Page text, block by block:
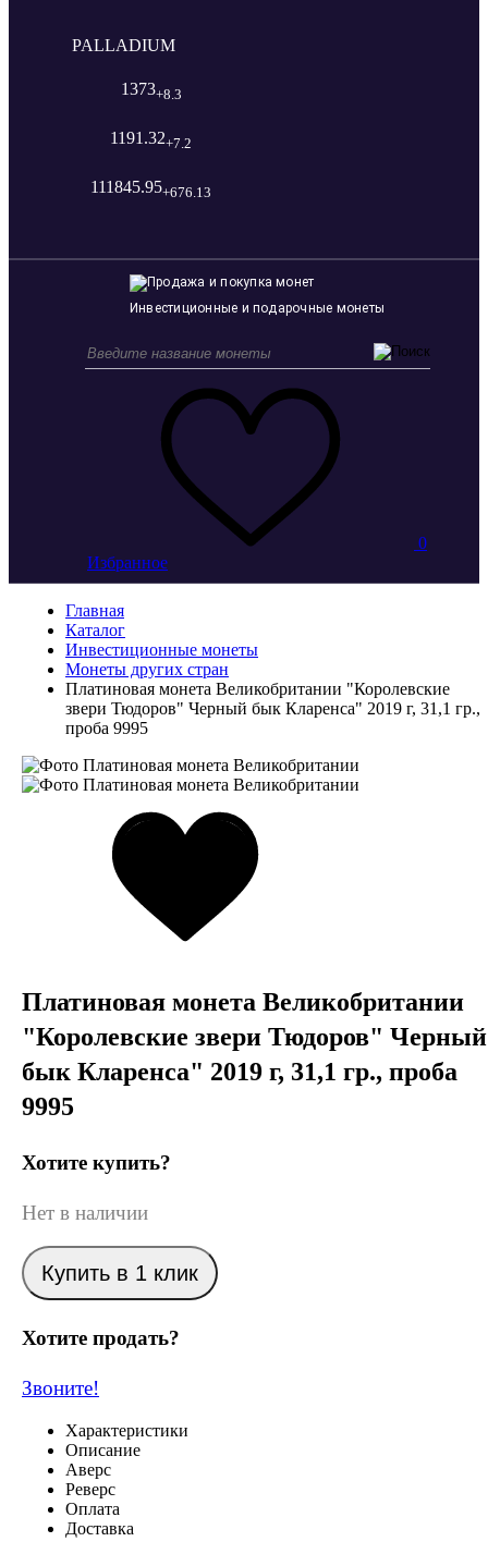
PALLADIUM
1373+8.3
1191.32+7.2
111845.95+676.13
Инвестиционные и подарочные монеты
0
Избранное
Главная
Каталог
Инвестиционные монеты
Монеты других стран
Платиновая монета Великобритании "Королевские
звери Тюдоров" Черный бык Кларенса" 2019 г, 31,1 гр.,
проба 9995
Платиновая монета Великобритании
"Королевские звери Тюдоров" Черный
бык Кларенса" 2019 г, 31,1 гр., проба
9995
Хотите купить?
Нет в наличии
Купить в 1 клик
Хотите продать?
Звоните!
Характеристики
Описание
Аверс
Реверс
Оплата
Доставка